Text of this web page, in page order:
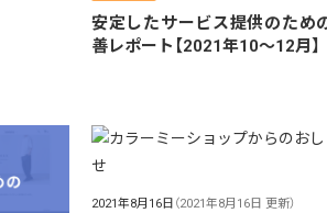
安定したサービス提供のため
善レポート【2021年10〜12月】
2021年8月16日 （2021年8月16日 更新）